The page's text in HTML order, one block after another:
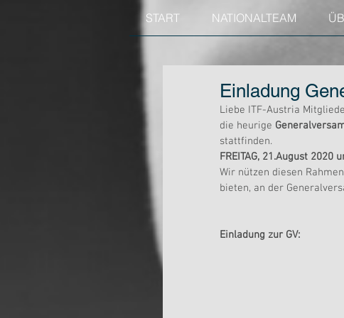
START NATIONALTEAM
Einladung
Liebe ITF-Austria
die heurige
stattfinden.
FREITAG, 21.August 2020
Wir nützen diesen
bieten, an der
Einladung zur GV: